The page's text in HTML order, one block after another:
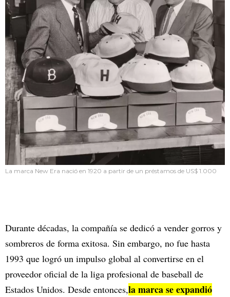
La marca New Era nació en 1920 a partir de un préstamos de US$ 1.000
Durante décadas, la compañía se dedicó a vender gorros y
sombreros de forma exitosa. Sin embargo, no fue hasta
1993 que logró un impulso global al convertirse en el
proveedor oficial de la liga profesional de baseball de
Estados Unidos. Desde entonces,la marca se expandió